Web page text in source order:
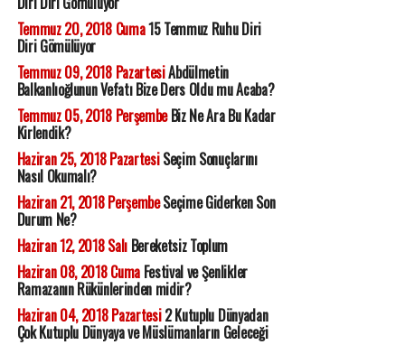
Temmuz 20, 2018 Cuma15 Temmuz Ruhu Diri
Diri Gömülüyor
Temmuz 09, 2018 PazartesiAbdülmetin
Balkanlıoğlunun Vefatı Bize Ders Oldu mu Acaba?
Temmuz 05, 2018 PerşembeBiz Ne Ara Bu Kadar
Kirlendik?
Haziran 25, 2018 PazartesiSeçim Sonuçlarını
Nasıl Okumalı?
Haziran 21, 2018 PerşembeSeçime Giderken Son
Durum Ne?
Haziran 12, 2018 SalıBereketsiz Toplum
Haziran 08, 2018 CumaFestival ve Şenlikler
Ramazanın Rükünlerinden midir?
Haziran 04, 2018 Pazartesi2 Kutuplu Dünyadan
Çok Kutuplu Dünyaya ve Müslümanların Geleceği